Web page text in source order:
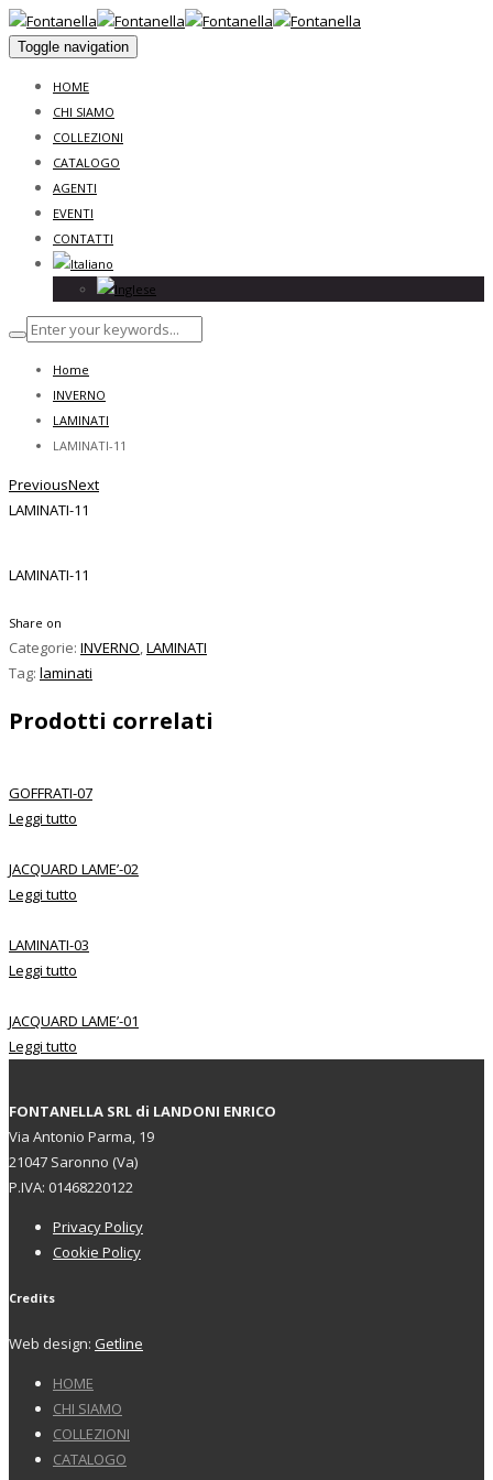
Toggle navigation
HOME
CHI SIAMO
COLLEZIONI
CATALOGO
AGENTI
EVENTI
CONTATTI
Home
INVERNO
LAMINATI
LAMINATI-11
PreviousNext
LAMINATI-11
LAMINATI-11
Share on
Categorie: INVERNO,LAMINATI
Tag: laminati
Prodotti correlati
GOFFRATI-07
Leggi tutto
JACQUARD LAME’-02
Leggi tutto
LAMINATI-03
Leggi tutto
JACQUARD LAME’-01
Leggi tutto
FONTANELLA SRL di LANDONI ENRICO
Via Antonio Parma, 19
21047 Saronno (Va)
P.IVA: 01468220122
Privacy Policy
Cookie Policy
Credits
Web design: Getline
HOME
CHI SIAMO
COLLEZIONI
CATALOGO